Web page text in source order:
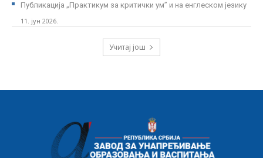
Публикација „Практикум за критички ум” и на енглеском језику
11. јун 2026.
Учитај још